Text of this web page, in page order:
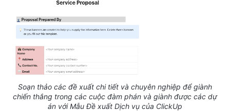
Soạn thảo các đề xuất chi tiết và chuyên nghiệp để giành
chiến thắng trong các cuộc đàm phán và giành được các dự
án với Mẫu Đề xuất Dịch vụ của ClickUp